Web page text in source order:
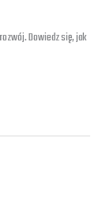
Dowiedz się, jak